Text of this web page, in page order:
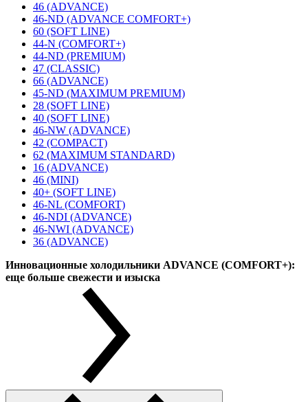
46 (ADVANCE)
46-ND (ADVANCE COMFORT+)
60 (SOFT LINE)
44-N (COMFORT+)
44-ND (PREMIUM)
47 (CLASSIC)
66 (ADVANCE)
45-ND (MAXIMUM PREMIUM)
28 (SOFT LINE)
40 (SOFT LINE)
46-NW (ADVANCE)
42 (COMPACT)
62 (MAXIMUM STANDARD)
16 (ADVANCE)
46 (MINI)
40+ (SOFT LINE)
46-NL (COMFORT)
46-NDI (ADVANCE)
46-NWI (ADVANCE)
36 (ADVANCE)
Инновационные холодильники ADVANCE (COMFORT+):
еще больше свежести и изыска